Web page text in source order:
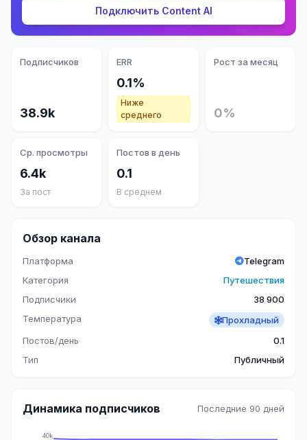
Подключить Content AI
Подписчиков
38.9k
ERR
0.1%
Ниже
среднего
Рост за месяц
0%
Ср. просмотры
6.4k
За пост
Постов в день
0.1
В среднем
Обзор канала
Платформа
Telegram
Категория
Путешествия
Подписчики
38 900
Температура
Прохладный
Постов/день
0.1
Тип
Публичный
Динамика подписчиков Последние 90 дней
40k